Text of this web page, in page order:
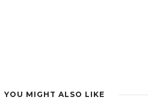
YOU MIGHT ALSO LIKE